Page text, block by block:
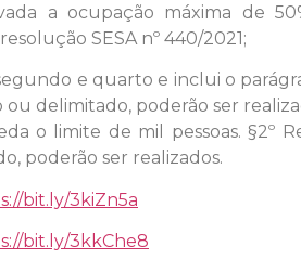
a ocupação máxima de
SESA nº 440/2021;
e quarto e inclui o
delimitado, poderão ser
o limite de mil pessoas. §2º
poderão ser realizados.
bit.ly/3kiZn5a
bit.ly/3kkChe8